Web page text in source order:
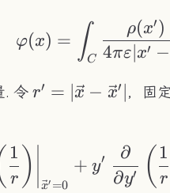
φ(x) = ∫C 4πε ∣x′ −
ρ(x′)
. 令 r'=|\vec{x}-
r′ = ∣x − x′ ，固定
r
1 ) x′ =0
+ y′
∂y′
∂ ( r
1